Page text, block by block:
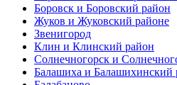
Боровск и Боровский район
Жуков и Жуковский районе
Звенигород
Клин и Клинский район
Солнечногорск и
Балашиха и Балашихинский